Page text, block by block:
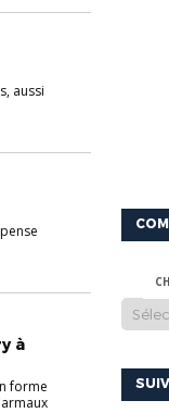
aussi
à
forme